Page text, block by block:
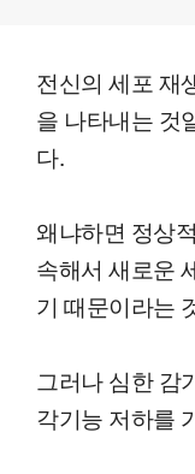
전신의 세포 재
을 나타내는 것
다.
왜냐하면 정상
속해서 새로운
기 때문이라는
그러나 심한 감
각기능 저하를